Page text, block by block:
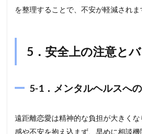
を整理することで、不安が軽減されま
5．安全上の注意と
5-1．メンタルヘルスへ
遠距離恋愛は精神的な負担が大きく
感や不安を抱え込まず、早めに相談機